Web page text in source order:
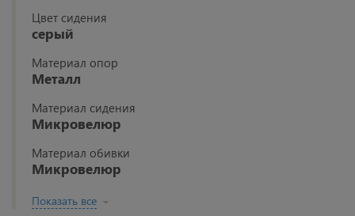
Цвет сидения
серый
Материал опор
Металл
Материал сидения
Микровелюр
Материал обивки
Микровелюр
Показать все